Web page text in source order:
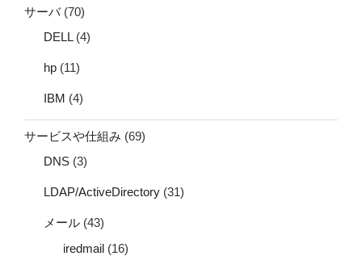
サーバ(70)
DELL(4)
hp (11)
IBM (4)
サービスや仕組み (69)
DNS (3)
LDAP/ActiveDirectory (31)
メール (43)
iredmail (16)